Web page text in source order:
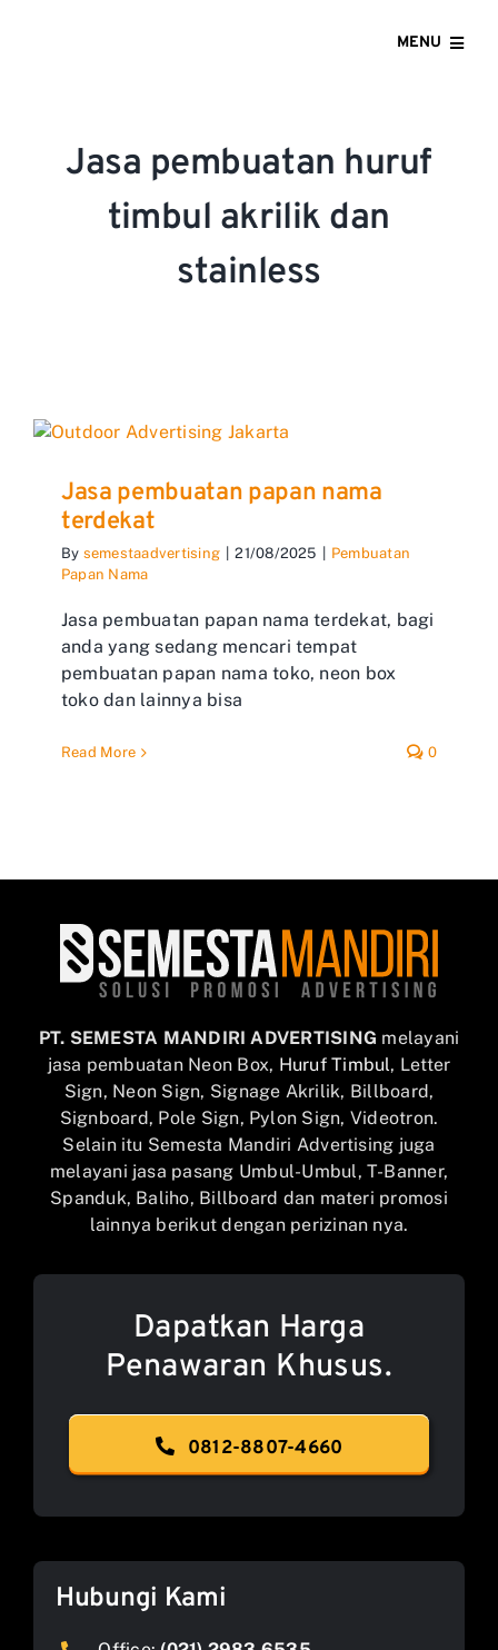
MENU
ABOUT US
OUR SERVICES
BLOG
Jasa pembuatan huruf
timbul akrilik dan
stainless
Jasa pembuatan papan nama
terdekat
By semestaadvertising 21/08/2025
Pembuatan
Papan Nama
Jasa pembuatan papan nama terdekat, bagi
anda yang sedang mencari tempat
pembuatan papan nama toko, neon box
toko dan lainnya bisa
Read More 0
PT. SEMESTA MANDIRI ADVERTISING melayani
jasa pembuatan Neon Box, Huruf Timbul, Letter
Sign, Neon Sign, Signage Akrilik, Billboard,
Signboard, Pole Sign, Pylon Sign, Videotron.
Selain itu Semesta Mandiri Advertising juga
melayani jasa pasang Umbul-Umbul, T-Banner,
Spanduk, Baliho, Billboard dan materi promosi
lainnya berikut dengan perizinan nya.
Dapatkan Harga
Penawaran Khusus.
0812-8807-4660
Hubungi Kami